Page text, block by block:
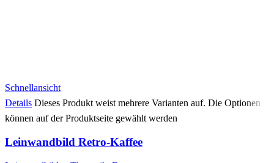
Schnellansicht
Details Dieses Produkt weist mehrere Varianten auf. Die Optionen
können auf der Produktseite gewählt werden
Leinwandbild Retro-Kaffee